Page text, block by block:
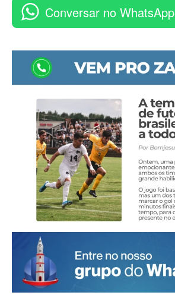
Conversar no WhatsApp